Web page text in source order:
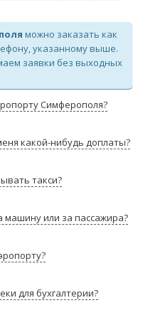
можно заказать как
указанному выше.
заявки без выходных
Симферополя?
какой-нибудь доплаты?
такси?
или за пассажира?
для бухгалтерии?